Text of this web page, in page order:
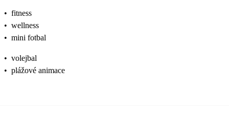
• fitness
• wellness
• mini fotbal
• volejbal
• plážové animace